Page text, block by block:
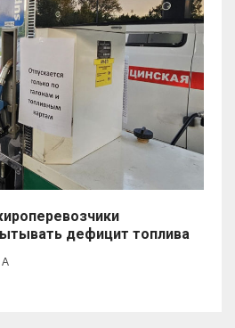
дефицит топлива
А